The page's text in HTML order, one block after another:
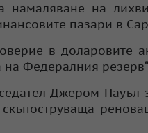
намаляване на
пазари в
в доларовите
Федералния
Джером Пауъл